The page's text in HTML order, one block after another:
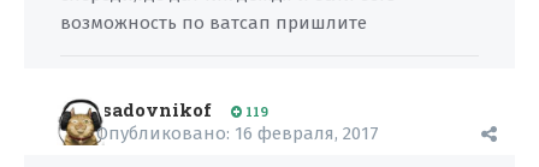
возможность по ватсап пришлите
sadovnikof 119
Опубликовано: 16 февраля, 2017